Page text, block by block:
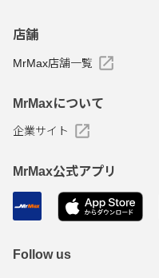
店舗
MrMax店舗一覧
MrMaxについて
企業サイト
MrMax公式アプリ
Follow us